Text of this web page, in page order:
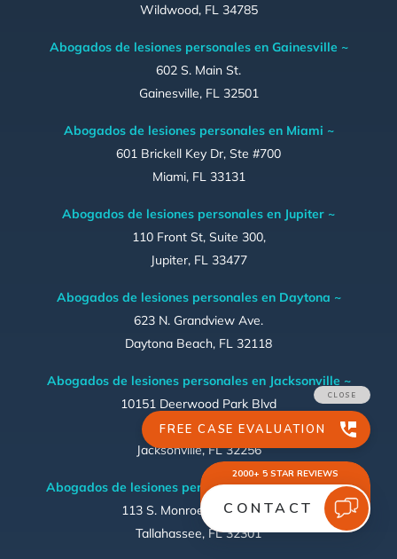
Wildwood, FL 34785
Abogados de lesiones personales en Gainesville ~
602 S. Main St.
Gainesville, FL 32501
Abogados de lesiones personales en Miami ~
601 Brickell Key Dr, Ste #700
Miami, FL 33131
Abogados de lesiones personales en Jupiter ~
110 Front St, Suite 300,
Jupiter, FL 33477
Abogados de lesiones personales en Daytona ~
623 N. Grandview Ave.
Daytona Beach, FL 32118
Abogados de lesiones personales en Jacksonville ~
10151 Deerwood Park Blvd
Bldg 200, Ste. #250
Jacksonville, FL 32256
Abogados de lesiones personales en Tallahassee ~
113 S. Monroe St, 1st Floor
Tallahassee, FL 32301